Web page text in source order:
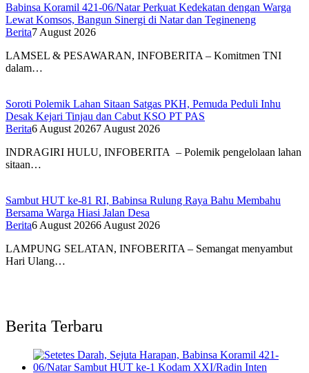
Babinsa Koramil 421-06/Natar Perkuat Kedekatan dengan Warga
Lewat Komsos, Bangun Sinergi di Natar dan Tegineneng
Berita7 August 2026
LAMSEL & PESAWARAN, INFOBERITA – Komitmen TNI
dalam…
Soroti Polemik Lahan Sitaan Satgas PKH, Pemuda Peduli Inhu
Desak Kejari Tinjau dan Cabut KSO PT PAS
Berita6 August 20267 August 2026
INDRAGIRI HULU, INFOBERITA – Polemik pengelolaan lahan
sitaan…
Sambut HUT ke-81 RI, Babinsa Rulung Raya Bahu Membahu
Bersama Warga Hiasi Jalan Desa
Berita6 August 20266 August 2026
LAMPUNG SELATAN, INFOBERITA – Semangat menyambut
Hari Ulang…
Berita Terbaru